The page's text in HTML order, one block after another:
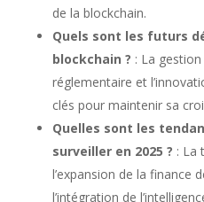
de la blockchain.
Quels sont les futurs
blockchain ? : La
réglementaire et
clés pour maintenir sa
Quelles sont les
surveiller en 2025 ? : La
l’expansion de la finance
l’intégration de